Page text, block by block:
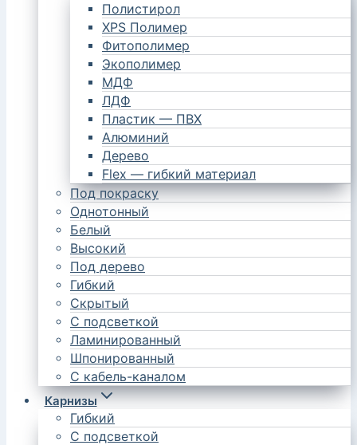
Полистирол
XPS Полимер
Фитополимер
Экополимер
МДФ
ЛДФ
Пластик — ПВХ
Алюминий
Дерево
Flex — гибкий материал
Под покраску
Однотонный
Белый
Высокий
Под дерево
Гибкий
Скрытый
С подсветкой
Ламинированный
Шпонированный
С кабель-каналом
Карнизы
Гибкий
С подсветкой